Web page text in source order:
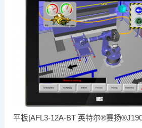
平板|AFL3-12A-BT 英特尔®赛扬